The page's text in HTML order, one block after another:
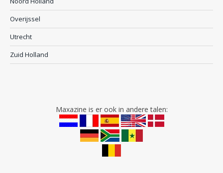
Overijssel
Utrecht
Zuid Holland
Maxazine is er ook in andere talen: